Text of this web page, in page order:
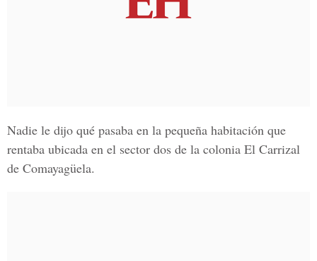
Nadie le dijo qué pasaba en la pequeña habitación que
rentaba ubicada en el sector dos de la colonia El Carrizal
de Comayagüela.